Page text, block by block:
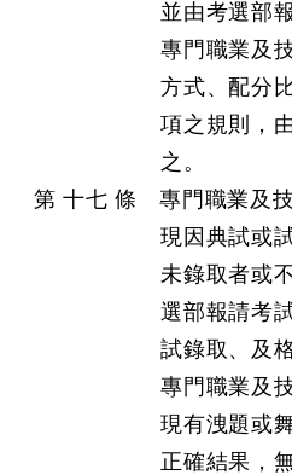
並由考選部
專門職業及
方式、配分
項之規則，
之。
第 十七 條 專門職業及
現因典試或
未錄取者或
選部報請考
試錄取、及
專門職業及
現有洩題或
正確結果，